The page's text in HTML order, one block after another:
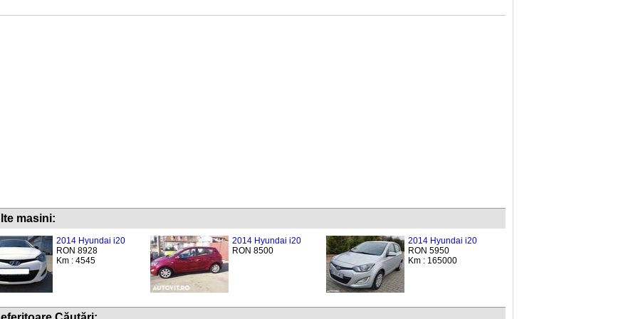
masini:
2014 Hyundai i20
RON 8928
Km : 4545
2014 Hyundai i20
RON 8500
2014 Hyundai i20
RON 5950
Km : 165000